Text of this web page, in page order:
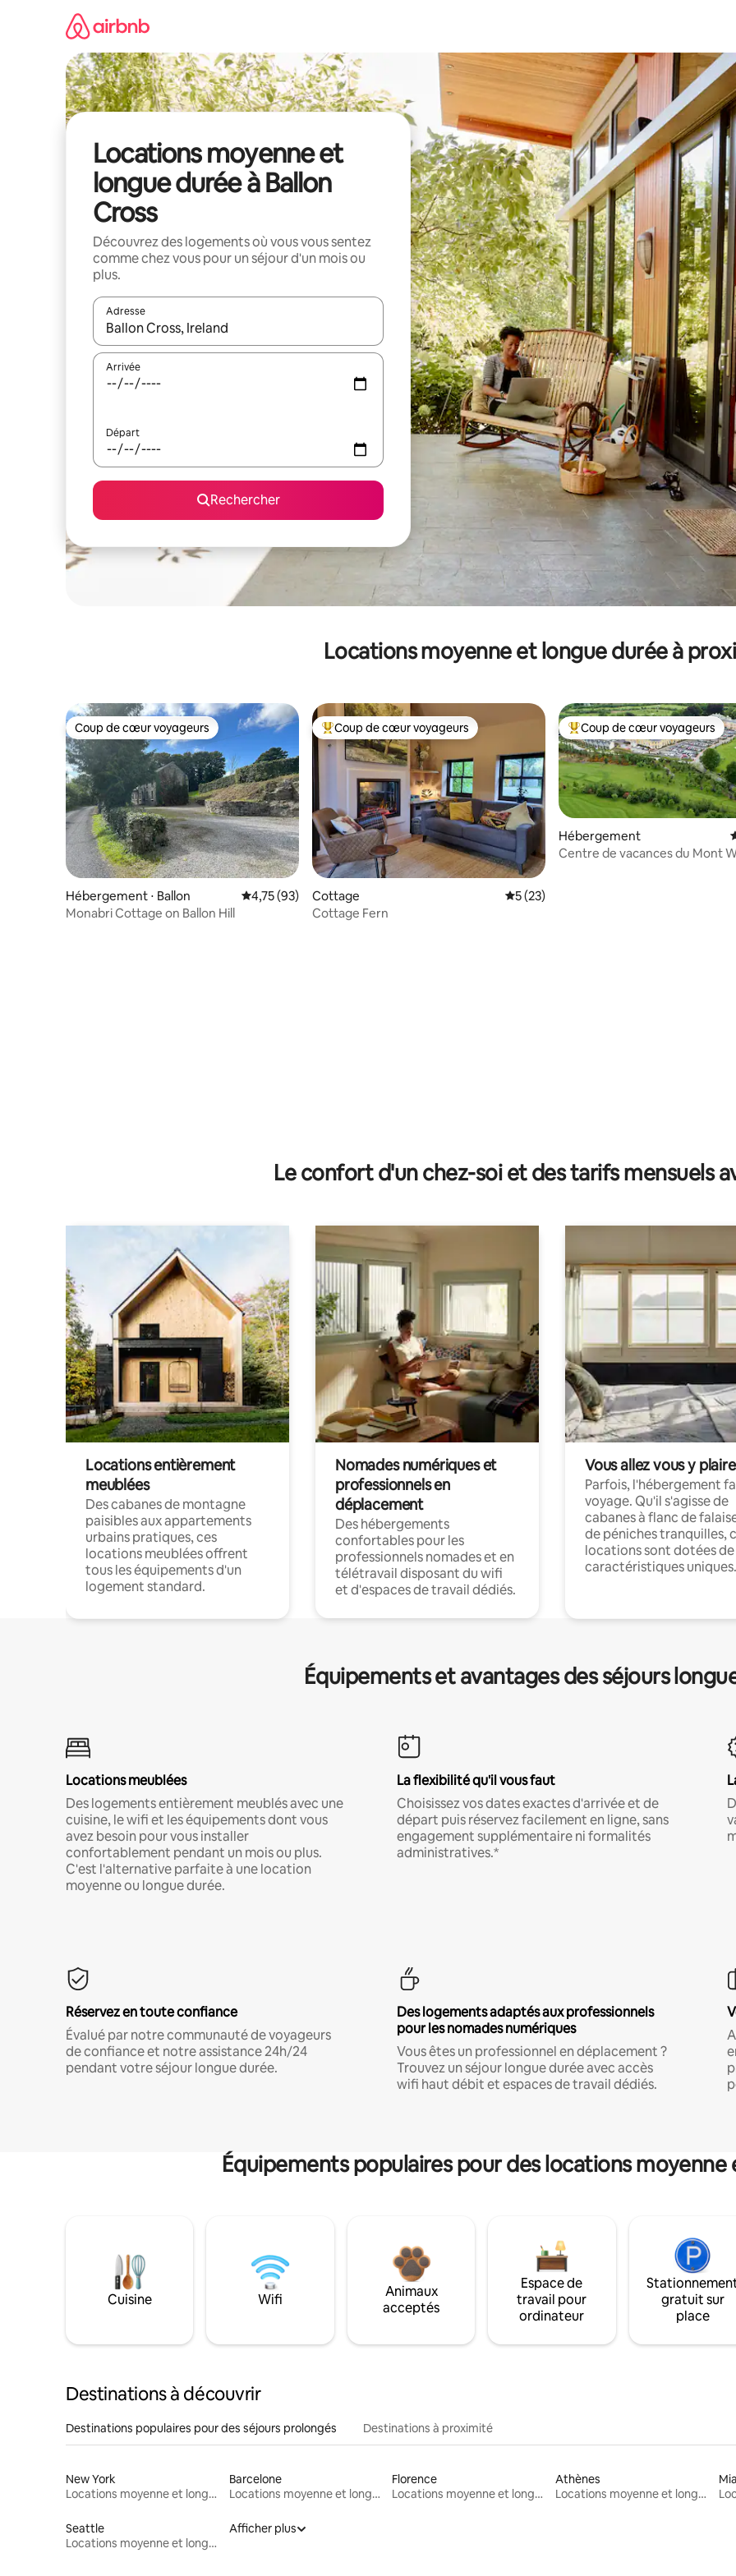
Locations moyenne et
longue durée à Ballon
Cross
Découvrez des logements où vous vous sentez
comme chez vous pour un séjour d'un mois ou
plus.
Adresse
Lorsque les résultats s'affichent, utilisez les flèches vers le haut et vers le bas pour les parcourir ou en appuyant et en
Arrivée
Départ
Rechercher
Locations moyenne et longue durée à
Coup de cœur voyageurs
Coup de cœur voyageurs
Hébergement ⋅ Ballon Évaluation moyenne sur la base de 93 commentaires : 4,75 sur 5
4,75 (93)
Monabri Cottage on Ballon Hill
Coups de cœur voyageurs les plus appréciés
Coup de cœur voyageurs
Cottage Évaluation moyenne sur la base de 23
5 (23)
Cottage Fern
Coups de cœur voyageurs les
Coup de cœur voyageurs
Hébergement
Centre de vacances du Mont
Le confort d'un chez-soi et des tarifs mensuels
Locations entièrement
meublées
Des cabanes de montagne
paisibles aux appartements
urbains pratiques, ces
locations meublées offrent
tous les équipements d'un
logement standard.
Nomades numériques et
professionnels en
déplacement
Des hébergements
confortables pour les
professionnels nomades et en
télétravail disposant du wifi
et d'espaces de travail dédiés.
Vous allez vous y plaire
Parfois, l'hébergement
voyage. Qu'il s'agisse de
cabanes à flanc de
de péniches tranquilles,
locations sont dotées de
caractéristiques uniques.
Équipements et avantages des séjours
Locations meublées
Des logements entièrement meublés avec une
cuisine, le wifi et les équipements dont vous
avez besoin pour vous installer
confortablement pendant un mois ou plus.
C'est l'alternative parfaite à une location
moyenne ou longue durée.
La flexibilité qu'il vous faut
Choisissez vos dates exactes d'arrivée et de
départ puis réservez facilement en ligne, sans
engagement supplémentaire ni formalités
administratives.*
Réservez en toute confiance
Évalué par notre communauté de voyageurs
de confiance et notre assistance 24h/24
pendant votre séjour longue durée.
Des logements adaptés aux professionnels
pour les nomades numériques
Vous êtes un professionnel en déplacement ?
Trouvez un séjour longue durée avec accès
wifi haut débit et espaces de travail dédiés.
Équipements populaires pour des locations
Cuisine Wifi
Animaux
acceptés
Espace de
travail pour
ordinateur
gratuit sur
place
Destinations à découvrir
Destinations populaires pour des séjours prolongés Destinations à proximité
New York
Locations moyenne et longue durée
Barcelone
Locations moyenne et longue durée
Florence
Locations moyenne et longue durée
Athènes
Locations moyenne et longue durée
Seattle
Locations moyenne et longue durée
Afficher plus